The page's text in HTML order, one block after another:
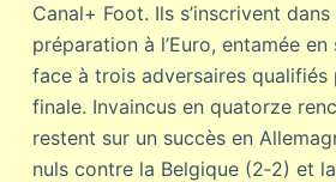
Canal+ Foot. Ils s’inscrivent
préparation à l’Euro, entamée
face à trois adversaires qualifiés
finale. Invaincus en quatorze
restent sur un succès en
nuls contre la Belgique (2‐2) et